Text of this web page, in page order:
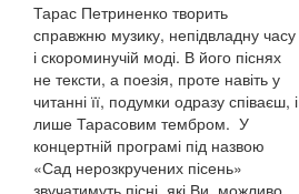
Тарас Петриненко творить
справжню музику, непідвладну часу
і скороминучій моді. В його піснях
не тексти, а поезія, проте навіть у
читанні її, подумки одразу співаєш, і
лише Тарасовим тембром. У
концертній програмі під назвою
«Сад нерозкручених пісень»
звучатимуть пісні, які Ви, можливо,